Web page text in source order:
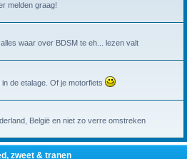
melden graag!
waar over BDSM te eh... lezen valt
de etalage. Of je motorfiets
België en niet zo verre omstreken
zweet & tranen